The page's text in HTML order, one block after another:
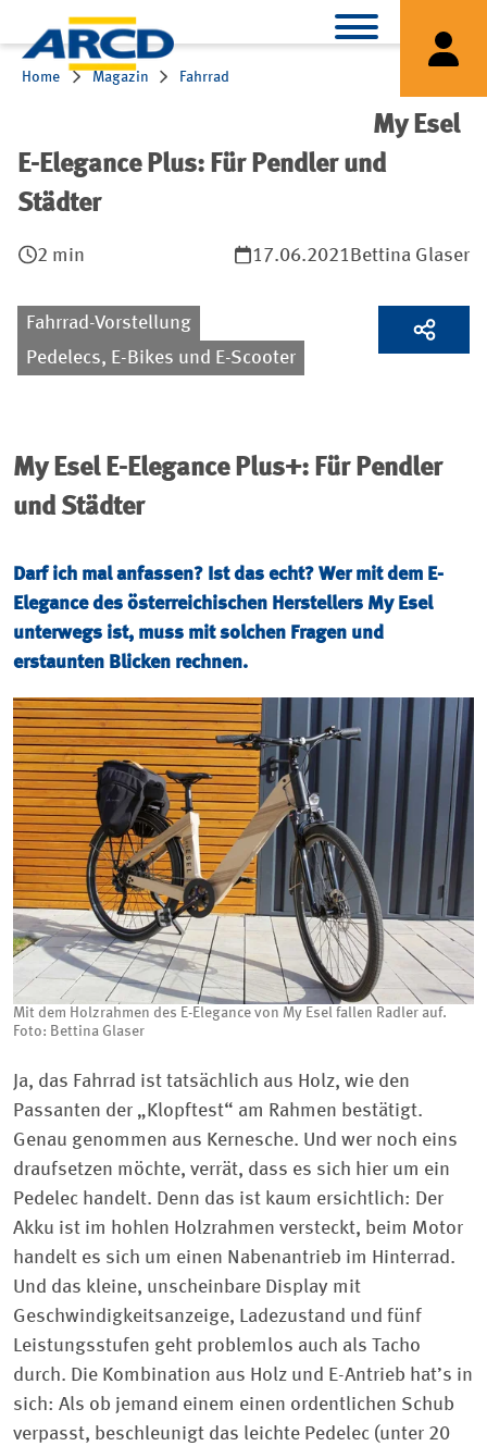
Home Magazin Fahrrad
My Esel
E-Elegance Plus: Für Pendler und
Städter
2 min 17.06.2021 Bettina Glaser
Fahrrad-Vorstellung
Pedelecs, E-Bikes und E-Scooter
My Esel E-Elegance Plus+: Für Pendler
und Städter
Darf ich mal anfassen? Ist das echt? Wer mit dem E-
Elegance des österreichischen Herstellers My Esel
unterwegs ist, muss mit solchen Fragen und
erstaunten Blicken rechnen.
Mit dem Holzrahmen des E-Elegance von My Esel fallen Radler auf.
Foto: Bettina Glaser
Ja, das Fahrrad ist tatsächlich aus Holz, wie den
Passanten der „Klopftest“ am Rahmen bestätigt.
Genau genommen aus Kernesche. Und wer noch eins
draufsetzen möchte, verrät, dass es sich hier um ein
Pedelec handelt. Denn das ist kaum ersichtlich: Der
Akku ist im hohlen Holzrahmen versteckt, beim Motor
handelt es sich um einen Nabenantrieb im Hinterrad.
Und das kleine, unscheinbare Display mit
Geschwindigkeitsanzeige, Ladezustand und fünf
Leistungsstufen geht problemlos auch als Tacho
durch. Die Kombination aus Holz und E-Antrieb hat’s in
sich: Als ob jemand einem einen ordentlichen Schub
verpasst, beschleunigt das leichte Pedelec (unter 20